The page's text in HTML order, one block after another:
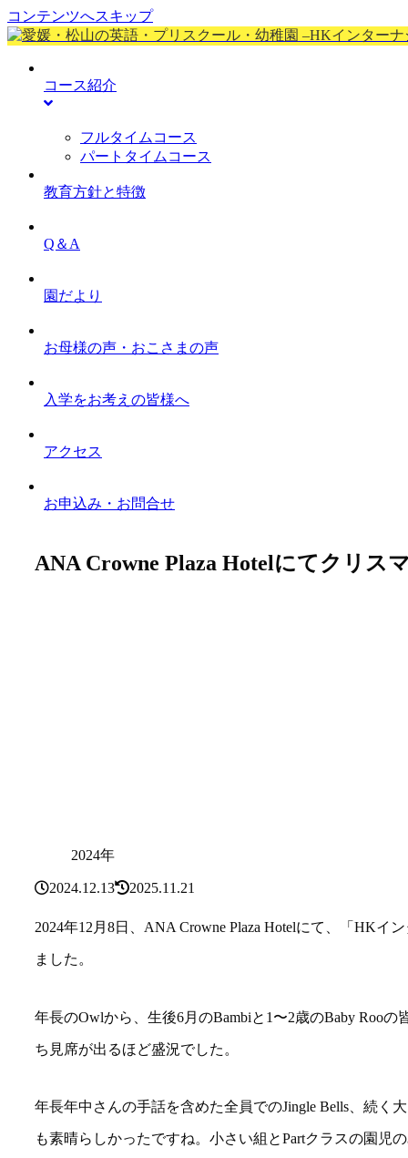
コンテンツへスキップ
コース紹介
フルタイムコース
パートタイムコース
教育方針と特徴
Q＆A
園だより
お母様の声・おこさまの声
入学をお考えの皆様へ
アクセス
お申込み・お問合せ
ANA Crowne Plaza Hotelにてクリス
2024年
2024.12.13 2025.11.21
2024年12月8日、ANA Crowne Plaza Hotelにて、「HK
ました。
年長のOwlから、生後6月のBambiと1〜2歳のBaby Roo
ち見席が出るほど盛況でした。
年長年中さんの手話を含めた全員でのJingle Bells、続く
も素晴らしかったですね。小さい組とPartクラスの園児